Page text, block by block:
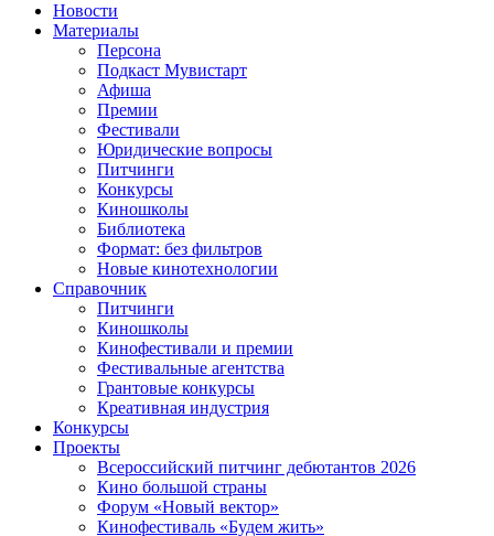
Новости
Материалы
Персона
Подкаст Мувистарт
Афиша
Премии
Фестивали
Юридические вопросы
Питчинги
Конкурсы
Киношколы
Библиотека
Формат: без фильтров
Новые кинотехнологии
Справочник
Питчинги
Киношколы
Кинофестивали и премии
Фестивальные агентства
Грантовые конкурсы
Креативная индустрия
Конкурсы
Проекты
Всероссийский питчинг дебютантов 2026
Кино большой страны
Форум «Новый вектор»
Кинофестиваль «Будем жить»